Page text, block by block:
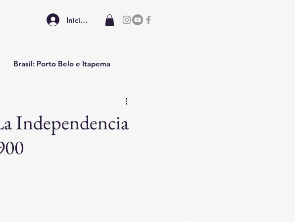
Iniciar sesión
Brasil: Porto Belo e Itapema
Independencia